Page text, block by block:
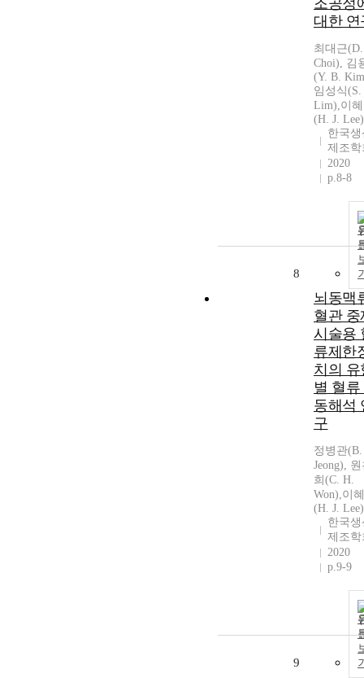
조공정
대한 연
최대근
Choi), 김
(Y. B.
임성식(S.
Lim),이
(H. J. Lee)
한국생
제조학
2020
p.8-8
8
뇌동맥
혈관 중
시술용
류제한
치의 유
별 혈류
동해석
구
정병관
Jeong),
희(C. H.
Won),이
(H. J. Lee)
한국생
제조학
2020
p.9-9
9